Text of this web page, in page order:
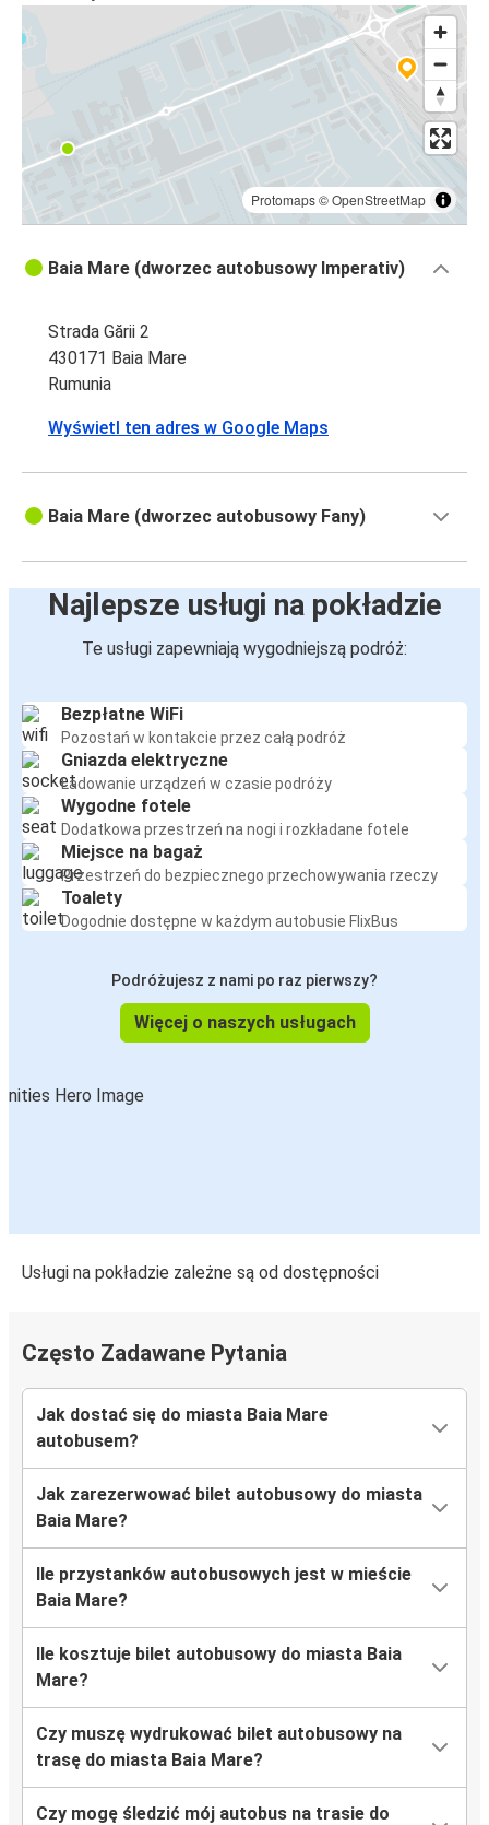
Protomaps©OpenStreetMap
Baia Mare (dworzec autobusowy Imperativ)
Strada Gării 2
430171 Baia Mare
Rumunia
Wyświetl ten adres w Google Maps
Baia Mare (dworzec autobusowy Fany)
Najlepsze usługi na pokładzie
Te usługi zapewniają wygodniejszą podróż:
Bezpłatne WiFi
Pozostań w kontakcie przez całą podróż
Gniazda elektryczne
Ładowanie urządzeń w czasie podróży
Wygodne fotele
Dodatkowa przestrzeń na nogi i rozkładane fotele
Miejsce na bagaż
Przestrzeń do bezpiecznego przechowywania rzeczy
Toalety
Dogodnie dostępne w każdym autobusie FlixBus
Podróżujesz z nami po raz pierwszy?
Więcej o naszych usługach
Usługi na pokładzie zależne są od dostępności
Często Zadawane Pytania
Jak dostać się do miasta Baia Mare
autobusem?
Jak zarezerwować bilet autobusowy do miasta
Baia Mare?
Ile przystanków autobusowych jest w mieście
Baia Mare?
Ile kosztuje bilet autobusowy do miasta Baia
Mare?
Czy muszę wydrukować bilet autobusowy na
trasę do miasta Baia Mare?
Czy mogę śledzić mój autobus na trasie do